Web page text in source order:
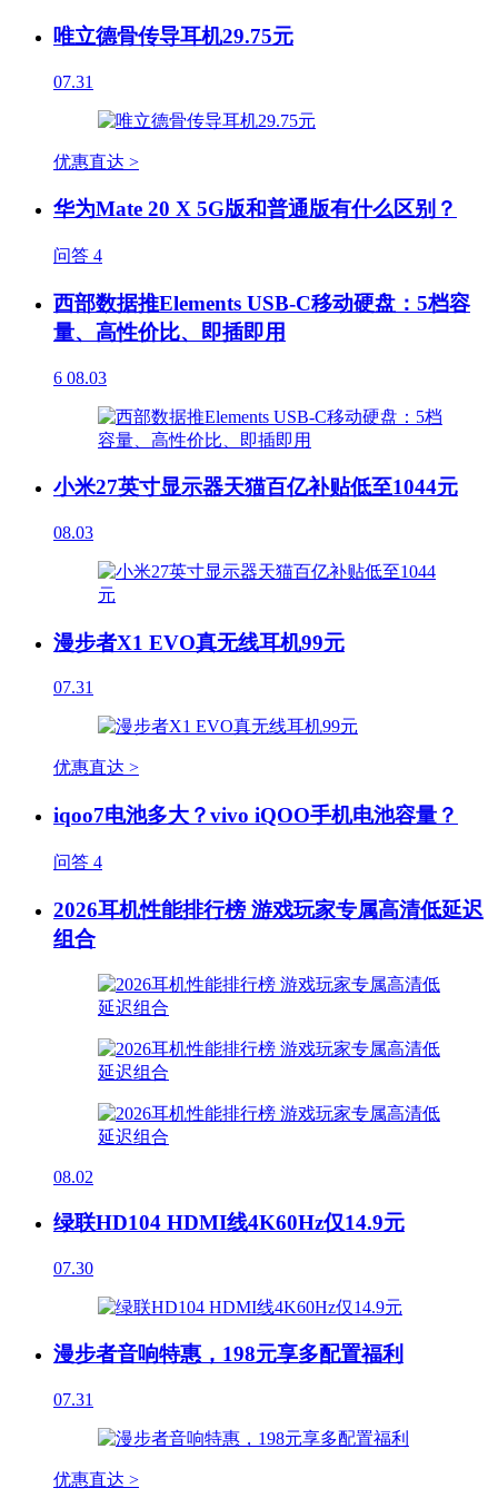
唯立德骨传导耳机29.75元
07.31
优惠直达 >
华为Mate 20 X 5G版和普通版有什么区别？
问答 4
西部数据推Elements USB-C移动硬盘：5档容
量、高性价比、即插即用
6 08.03
小米27英寸显示器天猫百亿补贴低至1044元
08.03
漫步者X1 EVO真无线耳机99元
07.31
优惠直达 >
iqoo7电池多大？vivo iQOO手机电池容量？
问答 4
2026耳机性能排行榜 游戏玩家专属高清低延迟
组合
08.02
绿联HD104 HDMI线4K60Hz仅14.9元
07.30
漫步者音响特惠，198元享多配置福利
07.31
优惠直达 >